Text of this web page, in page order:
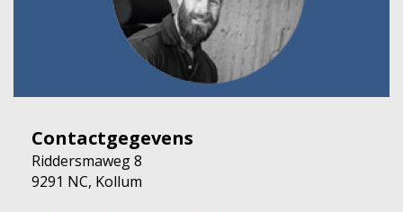
Contactgegevens
Riddersmaweg 8
9291 NC, Kollum